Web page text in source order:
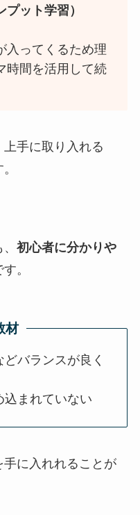
ット学習）
入ってくるため理
時間を活用して続
手に取り入れる
初心者に分かりや
。
材
バランスが良く
込まれていない
に入れれることが